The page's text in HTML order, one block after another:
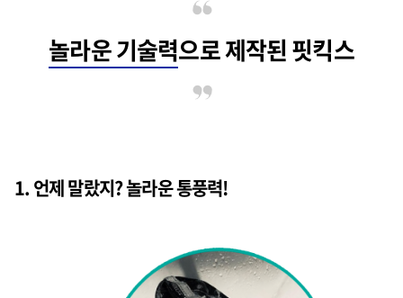
놀라운 기술력으로 제작된 핏킥스
1. 언제 말랐지? 놀라운 통풍력!